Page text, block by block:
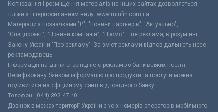
Копіювання і розміщення матеріалів на інших сайтах дозволяється
тільки з гіперпосиланням виду: www.minfin.com.ua
Матеріали з позначками "Р", "Новини партнерів", "Актуально",
"Спецпроект", "Новини компаній", "Промо" – це реклама, в розумінні
Закону України "Про рекламу". За зміст реклами відповідальність несе
рекламодавець.
Інформація на даній сторінці не є рекламою банківських послуг.
Верифіковану банком інформацію про продукти та послуги можна
подивитися на офіційному сайті відповідного банку.
Телефон: (044) 392-47-40
Дзвінок в межах території України з усіх номерів операторів мобільного